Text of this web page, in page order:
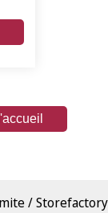
/ Storefactory